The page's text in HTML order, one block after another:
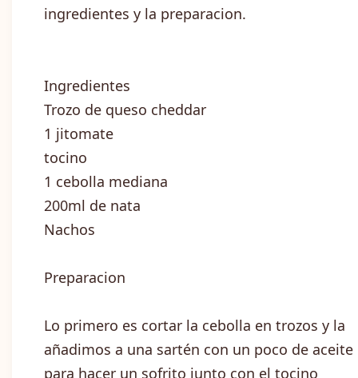
ingredientes y la preparacion.
Ingredientes
Trozo de queso cheddar
1 jitomate
tocino
1 cebolla mediana
200ml de nata
Nachos
Preparacion
Lo primero es cortar la cebolla en trozos y la
añadimos a una sartén con un poco de aceite
para hacer un sofrito junto con el tocino